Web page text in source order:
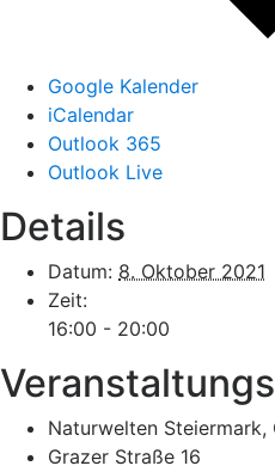
Google Kalender
iCalendar
Outlook 365
Outlook Live
Details
Datum: 8. Oktober 2021
Zeit:
16:00 - 20:00
Naturwelten Steiermark,
Grazer Straße 16